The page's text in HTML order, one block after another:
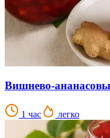
Вишнево-
1 час легко